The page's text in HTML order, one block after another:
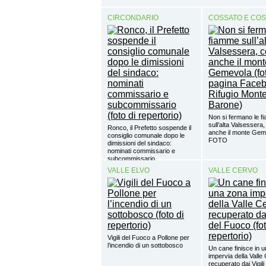
CIRCONDARIO
Ronco, il Prefetto sospende il
consiglio comunale dopo le
dimissioni del sindaco:
nominati commissario e
subcommissario
COSSATO E
Non si fermano le
sull’alta
anche il monte
FOTO
VALLE ELVO
Vigili del Fuoco a Pollone per
l’incendio di un sottobosco
VALLE CERVO
Un cane finisce in
impervia della Valle
recuperato dai